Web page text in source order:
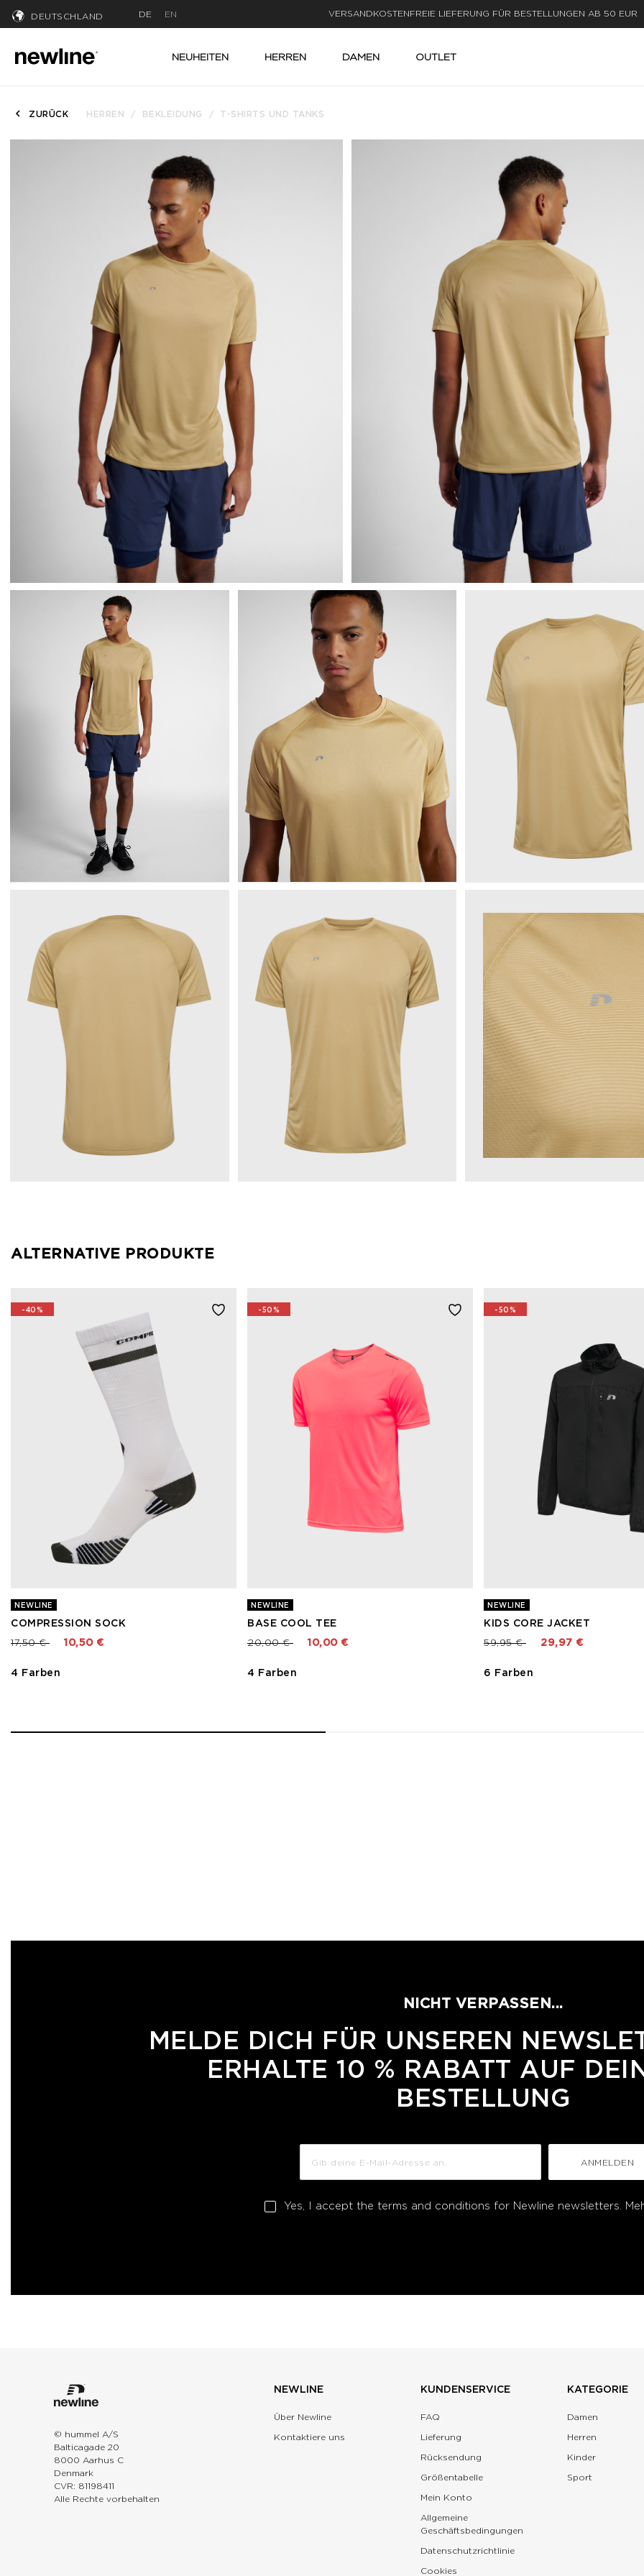
DEUTSCHLAND DE EN LIEFERUNG IN 1-3 WERKTAGEN
NEUHEITEN HERREN DAMEN OUTLET
ZURÜCK HERREN BEKLEIDUNG T-SHIRTS UND TANKS
ALTERNATIVE PRODUKTE
-40%
NEWLINE
COMPRESSION SOCK
Preis reduziert von
17,50 €bis 10,50 €
4 Farben
-50%
NEWLINE
BASE COOL TEE
Preis reduziert von
20,00 €bis 10,00 €
4 Farben
-50%
NEWLINE
KIDS CORE JACKET
Preis reduziert von
59,95 €bis 29,97 €
6 Farben
NICHT VERPASSEN...
MELDE DICH FÜR UNSEREN
ERHALTE 10 % RABATT AUF
BESTELLUNG
ANMELDEN
Yes, I accept the terms and conditions for Newline newsletters.
© hummel A/S
Balticagade 20
8000 Aarhus C
Denmark
CVR: 81198411
Alle Rechte vorbehalten
NEWLINE
Über Newline
Kontaktiere uns
KUNDENSERVICE
FAQ
Lieferung
Rücksendung
Größentabelle
Mein Konto
Allgemeine
Geschäftsbedingungen
Datenschutzrichtlinie
Cookies
KATEGORIE
Damen
Herren
Kinder
Sport